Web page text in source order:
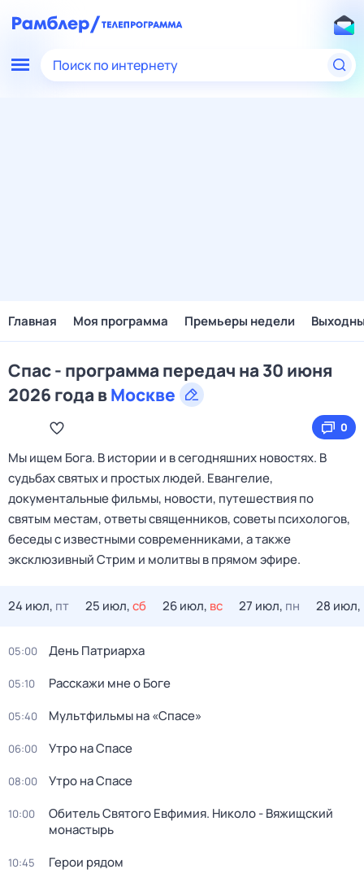
Поиск по интернету
Главная Моя программа Премьеры недели
Спас - программа передач на 30 июня
2026 года вМоскве
0
Мы ищем Бога. В истории и в сегодняшних новостях. В
судьбах святых и простых людей. Евангелие,
документальные фильмы, новости, путешествия по
святым местам, ответы священников, советы психологов,
беседы с известными современниками, а также
эксклюзивный Стрим и молитвы в прямом эфире.
24 июл, пт 25 июл,сб 26 июл, вс 27 июл, пн 28 июл,
05:00 День Патриарха
05:10 Расскажи мне о Боге
05:40 Мультфильмы на «Спасе»
06:00 Утро на Спасе
08:00 Утро на Спасе
10:00
Обитель Святого Евфимия. Николо - Вяжищский
монастырь
10:45 Герои рядом